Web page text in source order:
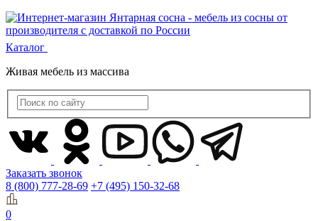
Каталог
Живая мебель из массива
Заказать звонок
8 (800) 777-28-69 +7 (495) 150-32-68
0